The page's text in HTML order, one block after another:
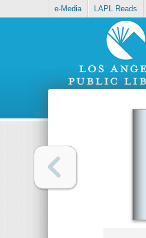
e-Media LAPL Reads